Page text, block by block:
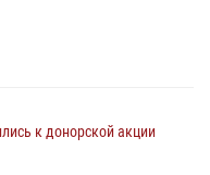
к донорской акции